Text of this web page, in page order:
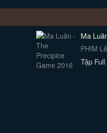
Ma
PHIM
Tập Full